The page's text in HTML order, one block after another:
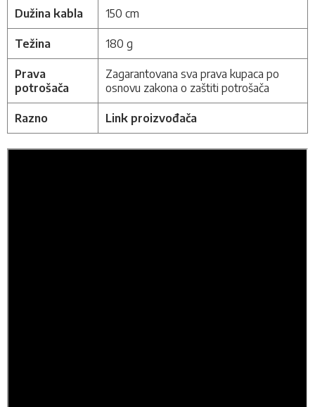
Dužina kabla 150 cm
Težina 180 g
Prava
potrošača
Zagarantovana sva prava kupaca po
osnovu zakona o zaštiti potrošača
Razno Link proizvođača